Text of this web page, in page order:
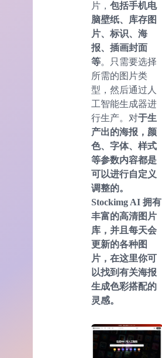
片， 包括手机电
脑壁纸、库存图
片、标识、海
报、插画封面
等。只需要选择
所需的图片类
型，然后通过人
工智能生成器进
行生产。对于生
产出的海报，颜
色、字体、样式
等参数内容都是
可以进行自定义
调整的。
Stockimg AI 拥有
丰富的高清图片
库，并且每天会
更新的各种图
片，在这里你可
以找到有关海报
生成色彩搭配的
灵感。